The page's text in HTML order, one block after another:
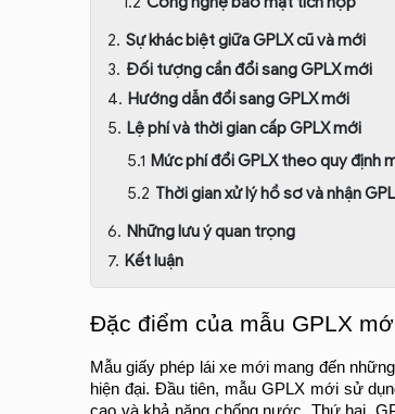
Sự khác biệt giữa GPLX cũ và mới
Đối tượng cần đổi sang GPLX mới
Hướng dẫn đổi sang GPLX mới
Lệ phí và thời gian cấp GPLX mới
Mức phí đổi GPLX theo quy định
Thời gian xử lý hồ sơ và nhận
Những lưu ý quan trọng
Kết luận
Đặc điểm của mẫu GPLX
Mẫu giấy phép lái xe mới mang đến
hiện đại. Đầu tiên, mẫu GPLX mới sử
cao và khả năng chống nước. Thứ hai,